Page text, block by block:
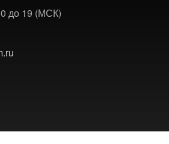
до 19 (МСК)